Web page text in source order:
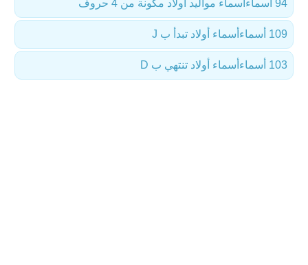
أسماء مواليد أولاد مكونة من 4 حروف 94 أسماء
أسماء أولاد تبدأ ب J 109 أسماء
أسماء أولاد تنتهي ب D 103 أسماء